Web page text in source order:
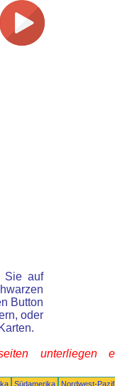
Sie auf
Button
oder
unterliegen
Südamerika
Nordwest-